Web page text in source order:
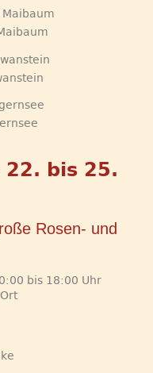
22. bis 25.
Rosen- und
bis 18:00 Uhr